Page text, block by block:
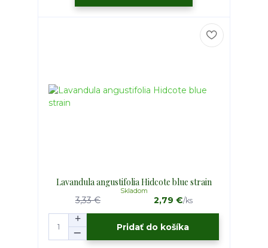
Lavandula angustifolia Hidcote blue strain
3,33 € 2,79 €/ks
Skladom
Pridať do košíka